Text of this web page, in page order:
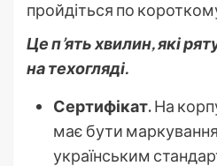
пройдіться по
Це п’ять хвилин, які
на техогляді.
Сертифікат.На
має бути маркування
українським